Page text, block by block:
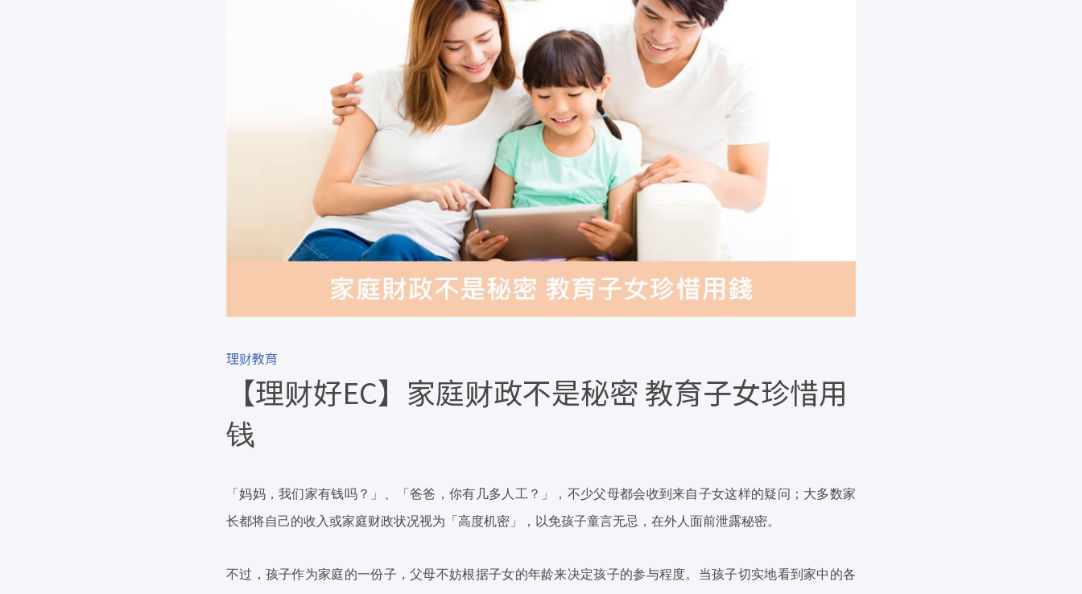
理财教育
【理财好EC】家庭财政不是秘密 教育子女珍惜用
钱
「妈妈，我们家有钱吗？」、「爸爸，你有几多人工？」，不少父母都会收到来自子女这样的疑问；大多数家
长都将自己的收入或家庭财政状况视为「高度机密」，以免孩子童言无忌，在外人面前泄露秘密。
不过，孩子作为家庭的一份子，父母不妨根据子女的年龄来决定孩子的参与程度。当孩子切实地看到家中的各